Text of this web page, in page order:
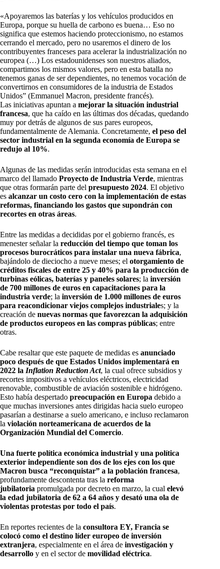
«Apoyaremos las baterías y los vehículos producidos en
Europa, porque su huella de carbono es buena… Eso no
significa que estemos haciendo proteccionismo, no estamos
cerrando el mercado, pero no usaremos el dinero de los
contribuyentes franceses para acelerar la industrialización no
europea (…) Los estadounidenses son nuestros aliados,
compartimos los mismos valores, pero en esta batalla no
tenemos ganas de ser dependientes, no tenemos vocación de
convertirnos en consumidores de la industria de Estados
Unidos” (Emmanuel Macron, presidente francés).
Las iniciativas apuntan a mejorar la situación industrial
francesa, que ha caído en las últimas dos décadas, quedando
muy por detrás de algunos de sus pares europeos,
fundamentalmente de Alemania. Concretamente, el peso del
sector industrial en la segunda economía de Europa se
redujo al 10%.
Algunas de las medidas serán introducidas esta semana en el
marco del llamado Proyecto de Industria Verde, mientras
que otras formarán parte del presupuesto 2024. El objetivo
es alcanzar un costo cero con la implementación de estas
reformas, financiando los gastos que supondrán con
recortes en otras áreas.
Entre las medidas a decididas por el gobierno francés, es
menester señalar la reducción del tiempo que toman los
procesos burocráticos para instalar una nueva fábrica,
bajándolo de dieciocho a nueve meses; el otorgamiento de
créditos fiscales de entre 25 y 40% para la producción de
turbinas eólicas, baterías y paneles solares; la inversión
de 700 millones de euros en capacitaciones para la
industria verde; la inversión de 1.000 millones de euros
para reacondicionar viejos complejos industriales; y la
creación de nuevas normas que favorezcan la adquisición
de productos europeos en las compras públicas; entre
otras.
Cabe resaltar que este paquete de medidas es anunciado
poco después de que Estados Unidos implementará en
2022 la Inflation Reduction Act, la cual ofrece subsidios y
recortes impositivos a vehículos eléctricos, electricidad
renovable, combustible de aviación sostenible e hidrógeno.
Esto había despertado preocupación en Europa debido a
que muchas inversiones antes dirigidas hacia suelo europeo
pasarían a destinarse a suelo americano, e incluso reclamaron
la violación norteamericana de acuerdos de la
Organización Mundial del Comercio.
Una fuerte política económica industrial y una política
exterior independiente son dos de los ejes con los que
Macron busca “reconquistar” a la población francesa,
profundamente descontenta tras la reforma
jubilatoria promulgada por decreto en marzo, la cual elevó
la edad jubilatoria de 62 a 64 años y desató una ola de
violentas protestas por todo el país.
En reportes recientes de la consultora EY, Francia se
colocó como el destino líder europeo de inversión
extranjera, especialmente en el área de investigación y
desarrollo y en el sector de movilidad eléctrica.